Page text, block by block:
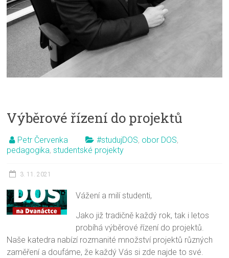
Výběrové řízení do projektů
Petr Červenka #studujDOS, obor DOS,
pedagogika,studentské projekty
3. 11. 2021
Vážení a milí studenti,
Jako již tradičně každý rok, tak i letos
probíhá výběrové řízení do projektů.
Naše katedra nabízí rozmanité množství projektů různých
zaměření a doufáme, že každý Vás si zde najde to své.